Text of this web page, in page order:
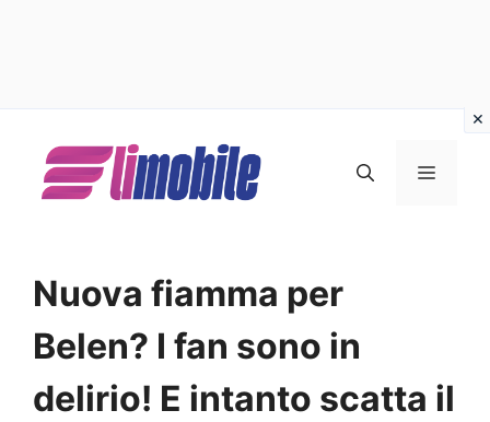
contenuto
MENU
Nuova fiamma per
Belen? I fan sono in
delirio! E intanto scatta il